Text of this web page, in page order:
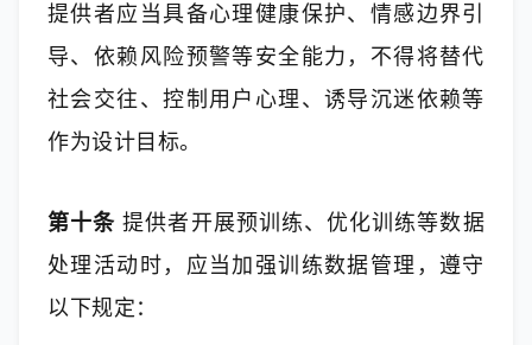
提供者应当具备心理健康保护、情感边界引
导、依赖风险预警等安全能力，不得将替代
社会交往、控制用户心理、诱导沉迷依赖等
作为设计目标。
第十条 提供者开展预训练、优化训练等数据
处理活动时，应当加强训练数据管理，遵守
以下规定：